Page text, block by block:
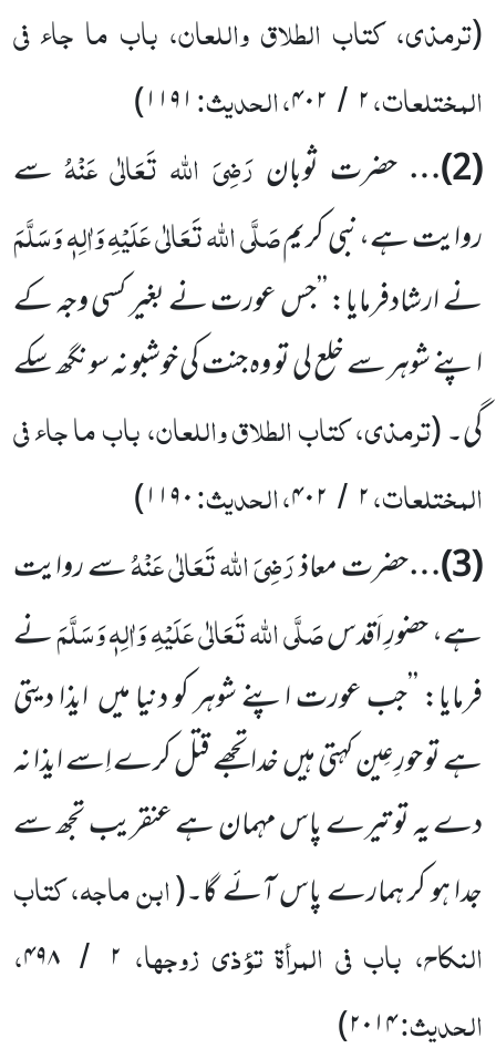
(ترمذی، کتاب الطلاق واللعان، باب ما جاء فی
المختلعات،۲ / ۴۰۲، الحدیث:۱۱۹۱)
(
2
)… حضرت ثوبان رَضِیَ اللہ تَعَالٰی عَنْہُ سے
روایت ہے،نبی کریمصَلَّی اللہ تَعَالٰی عَلَیْہِ وَاٰلِہٖ وَسَلَّمَ
نے ارشادفرمایا: ’’جس عورت نے بغیر کسی وجہ کے
اپنے شوہر سے خلع لی تو وہ جنت کی خوشبو نہ سونگھ سکے
گی۔(ترمذی، کتاب الطلاق واللعان، باب ما جاء فی
المختلعات،۲ / ۴۰۲، الحدیث:۱۱۹۰)
(
3
)…حضرت معاذرَضِیَ اللہ تَعَالٰی عَنْہُسے روایت
ہے، حضورِ اَقدسصَلَّی اللہ تَعَالٰی عَلَیْہِ وَاٰلِہٖ وَسَلَّمَنے
فرمایا: ’’جب عورتاپنے شوہر کو دنیا میںایذا دیتی
ہے تو حورِعِین کہتی ہیںخدا تجھے قتل کرے اِسے ایذا نہ
دے یہ تو تیرے پاس مہمان ہے عنقریب تجھ سے
جدا ہو کر ہمارے پاس آئے گا۔(ابن ماجہ، کتاب
النکاح، باب فی المرأۃ تؤذی زوجہا، ۲ / ۴۹۸،
الحدیث:۲۰۱۴)